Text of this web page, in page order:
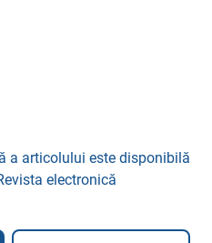
a articolului este disponibilă
electronică